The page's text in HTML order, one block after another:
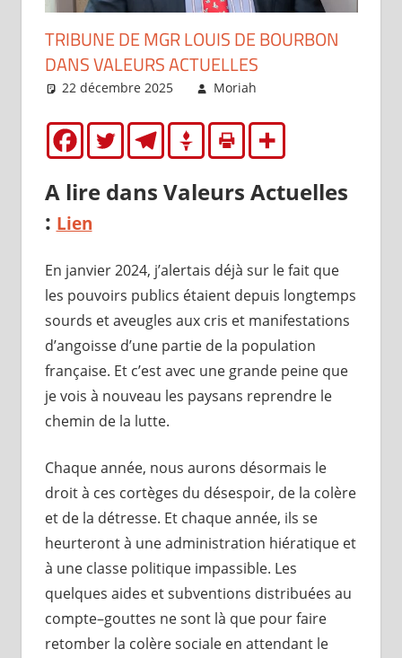
TRIBUNE DE MGR LOUIS DE BOURBON
DANS VALEURS ACTUELLES
22 décembre 2025 Moriah
A lire dans Valeurs Actuelles
: Lien
En janvier 2024, j’alertais déjà sur le fait que
les pouvoirs publics étaient depuis longtemps
sourds et aveugles aux cris et manifestations
d’angoisse d’une partie de la population
française. Et c’est avec une grande peine que
je vois à nouveau les paysans reprendre le
chemin de la lutte.
Chaque année, nous aurons désormais le
droit à ces cortèges du désespoir, de la colère
et de la détresse. Et chaque année, ils se
heurteront à une administration hiératique et
à une classe politique impassible. Les
quelques aides et subventions distribuées au
compte–gouttes ne sont là que pour faire
retomber la colère sociale en attendant le